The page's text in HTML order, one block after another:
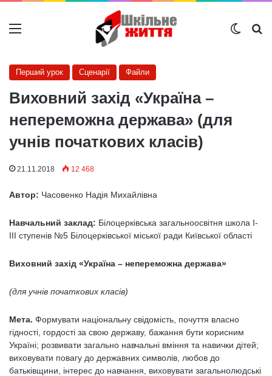
Меню
Перший урок Сценарії Файли
Виховний захід «Україна –
непереможна держава» (для
учнів початкових класів)
21.11.2018 12 468
Автор: Часовенко Надія Михайлівна
Навчальний заклад: Білоцерківська загальноосвітня школа І-
ІІІ ступенів №5 Білоцерківської міської ради Київської області
Виховний захід «Україна – непереможна держава»
(для учнів початкових класів)
Мета. Формувати національну свідомість, почуття власно
гідності, гордості за свою державу, бажання бути корисним
Україні; розвивати загально навчальні вміння та навички дітей;
виховувати повагу до державних символів, любов до
батьківщини, інтерес до навчання, виховувати загальнолюдські